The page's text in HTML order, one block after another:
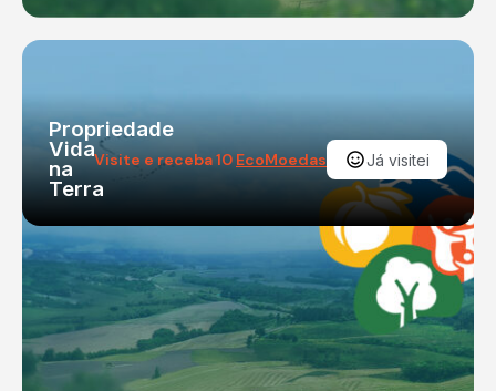
Propriedade
Vida
na
Terra
Visite e receba 10 EcoMoedas Já visitei